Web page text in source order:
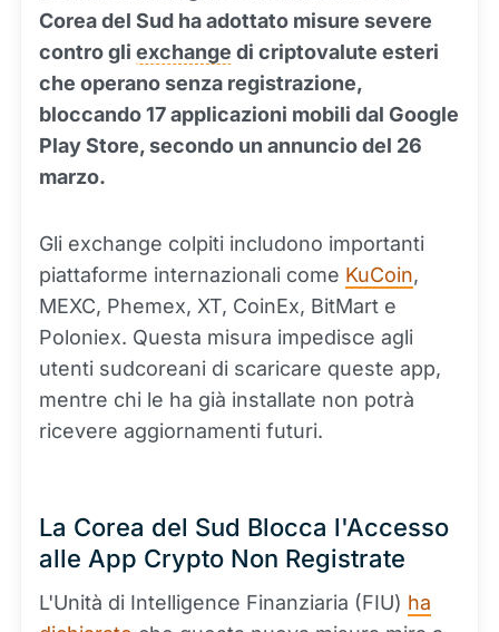
Corea del Sud ha adottato misure severe
contro gli exchange di criptovalute esteri
che operano senza registrazione,
bloccando 17 applicazioni mobili dal Google
Play Store, secondo un annuncio del 26
marzo.
Gli exchange colpiti includono importanti
piattaforme internazionali come KuCoin,
MEXC, Phemex, XT, CoinEx, BitMart e
Poloniex. Questa misura impedisce agli
utenti sudcoreani di scaricare queste app,
mentre chi le ha già installate non potrà
ricevere aggiornamenti futuri.
La Corea del Sud Blocca l'Accesso
alle App Crypto Non Registrate
L'Unità di Intelligence Finanziaria (FIU) ha